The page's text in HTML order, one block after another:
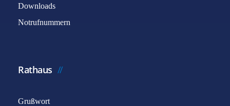
Downloads
Notrufnummern
Rathaus
Grußwort